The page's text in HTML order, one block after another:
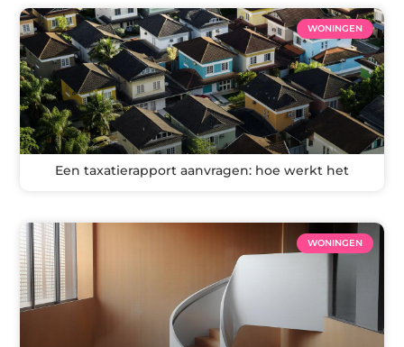
WONINGEN
Een taxatierapport aanvragen: hoe werkt het
WONINGEN